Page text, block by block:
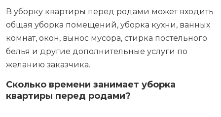
В уборку квартиры перед родами может входить
общая уборка помещений, уборка кухни, ванных
комнат, окон, вынос мусора, стирка постельного
белья и другие дополнительные услуги по
желанию заказчика.
Сколько времени занимает уборка
квартиры перед родами?